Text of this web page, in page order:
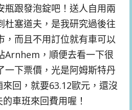
瓶跟發泡錠吧！送人自用兩
杜塞道夫，是我研究過後往
，而且不用訂位就有車可以
Arnhem，順便去看一下很
一下票價，光是阿姆斯特丹
回，就要63.12歐元，還沒
車班來回費用喔！